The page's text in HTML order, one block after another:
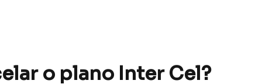
o plano Inter Cel?